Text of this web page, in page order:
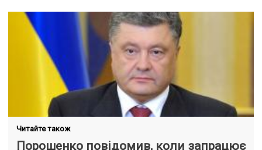
Читайте також
Порошенко повідомив, коли запрацює